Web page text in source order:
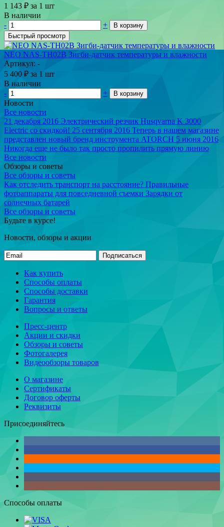
1 143 ₽ за 1 шт
В наличии
-
+
В корзину
Быстрый просмотр
NEO NAS-TH02B Зигби-датчик температуры и влажности
Артикул: -
5 400 ₽ за 1 шт
В наличии
-
+ В корзину
Новости
Все новости
21 декабря 2016 Электрический резчик Husqvarna K 3000
Electric со скидкой! 25 сентября 2016 Теперь в нашем магазине
представлен новый бренд инструмента ATORCH 5 июня 2016
Никогда еще не было так просто пропилить прямую линию
Все новости
Обзоры и советы
Все обзоры и советы
Как отследить транспорт на расстояние? Правильные
фотоаппараты для повседневной съемки Зарядки от
солнечных батарей
Все обзоры и советы
Будьте в курсе!
Новости, обзоры и акции
Подписаться
Как купить
Способы оплаты
Способы доставки
Гарантия
Вопросы и ответы
Пресс-центр
Акции и скидки
Обзоры и советы
Фотогалерея
Видеообзоры товаров
О магазине
Сертификаты
Договор оферты
Реквизиты
Присоединяйтесь
Способы оплаты